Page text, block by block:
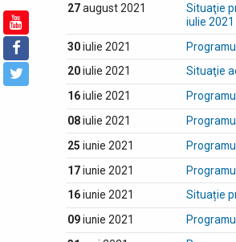
27august 2021
Situaţie
iulie 2021
30iulie 2021
20iulie 2021
Situaţie
16iulie 2021
08iulie 2021
25 iunie 2021
17iunie 2021
16iunie 2021
Situație
09iunie 2021